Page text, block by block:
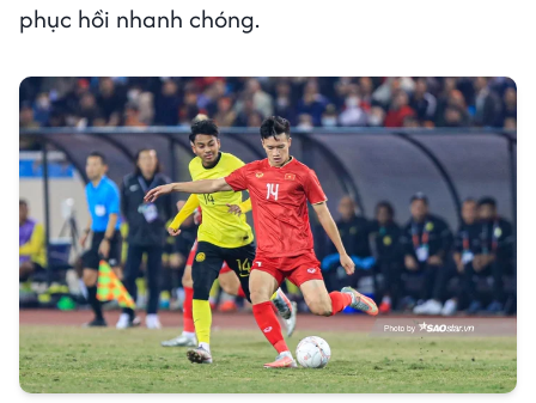
phục hồi nhanh chóng.